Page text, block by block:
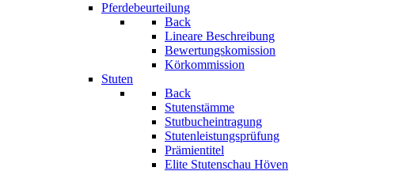
Pferdebeurteilung
Back
Lineare Beschreibung
Bewertungskomission
Körkommission
Stuten
Back
Stutenstämme
Stutbucheintragung
Stutenleistungsprüfung
Prämientitel
Elite Stutenschau Höven